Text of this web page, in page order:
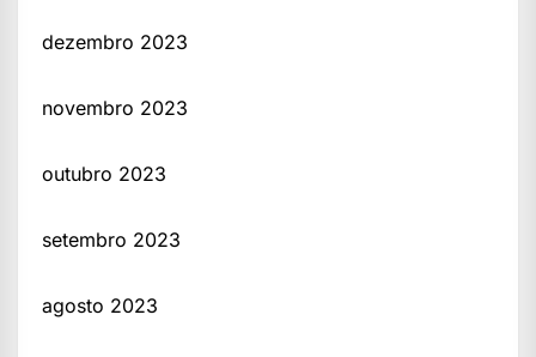
dezembro 2023
novembro 2023
outubro 2023
setembro 2023
agosto 2023